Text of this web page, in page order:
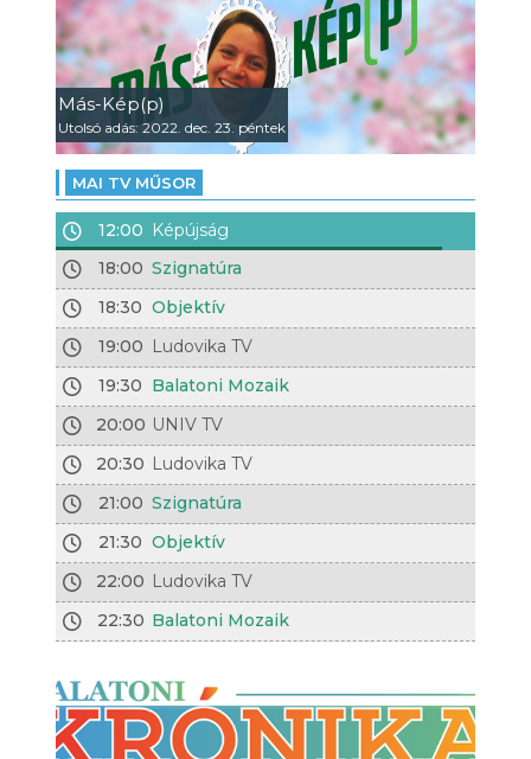
Más-Kép(p)
Utolsó adás: 2022. dec. 23. péntek
MAI TV MŰSOR
12:00 Képújság
18:00 Szignatúra
18:30 Objektív
19:00 Ludovika TV
19:30 Balatoni Mozaik
20:00 UNIV TV
20:30 Ludovika TV
21:00 Szignatúra
21:30 Objektív
22:00 Ludovika TV
22:30 Balatoni Mozaik